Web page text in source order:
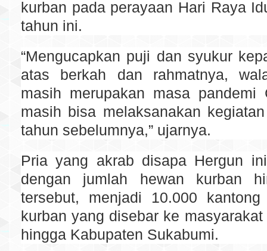
kurban pada perayaan Hari Raya
tahun ini.
“Mengucapkan puji dan syukur
atas berkah dan rahmatnya,
masih merupakan masa pandemi
masih bisa melaksanakan
tahun sebelumnya,” ujarnya.
Pria yang akrab disapa Hergun
dengan jumlah hewan kurban
tersebut, menjadi 10.000
kurban yang disebar ke
hingga Kabupaten Sukabumi.